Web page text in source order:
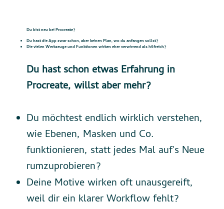
Du bist neu bei Procreate?
Du hast die App zwar schon, aber keinen Plan, wo du anfangen sollst?
Die vielen Werkzeuge und Funktionen wirken eher verwirrend als hilfreich?
Du hast schon etwas Erfahrung in
Procreate, willst aber mehr?
Du möchtest endlich wirklich verstehen,
wie Ebenen, Masken und Co.
funktionieren, statt jedes Mal auf's Neue
rumzuprobieren?
Deine Motive wirken oft unausgereift,
weil dir ein klarer Workflow fehlt?